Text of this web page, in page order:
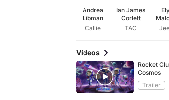
Andrea
Libman
Callie
Ian James
Corlett
TAC
Vídeos
Rocket
Cosmos
Trailer